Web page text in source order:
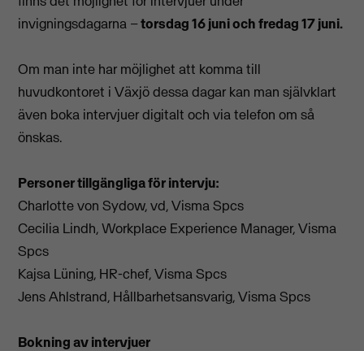
invigningsdagarna –torsdag 16 juni och fredag 17 juni.
Om man inte har möjlighet att komma till
huvudkontoret i Växjö dessa dagar kan man självklart
även boka intervjuer digitalt och via telefon om så
önskas.
Personer tillgängliga för intervju:
Charlotte von Sydow, vd, Visma Spcs
Cecilia Lindh, Workplace Experience Manager, Visma
Spcs
Kajsa Lüning, HR-chef, Visma Spcs
Jens Ahlstrand, Hållbarhetsansvarig, Visma Spcs
Bokning av intervjuer